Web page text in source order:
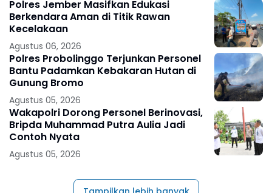
Polres Jember Masifkan Edukasi
Berkendara Aman di Titik Rawan
Kecelakaan
Agustus 06, 2026
Polres Probolinggo Terjunkan Personel
Bantu Padamkan Kebakaran Hutan di
Gunung Bromo
Agustus 05, 2026
Wakapolri Dorong Personel Berinovasi,
Bripda Muhammad Putra Aulia Jadi
Contoh Nyata
Agustus 05, 2026